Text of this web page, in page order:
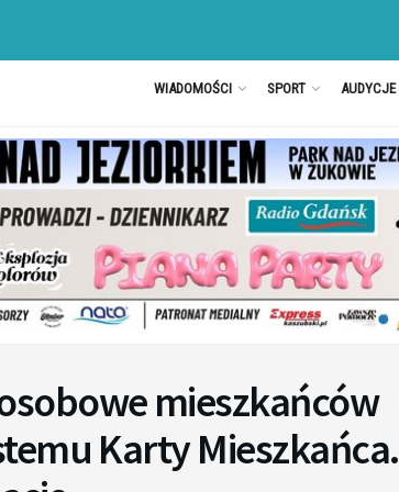
WIADOMOŚCI SPORT AUDYCJE
mieszkańców
Karty Mieszkańca.